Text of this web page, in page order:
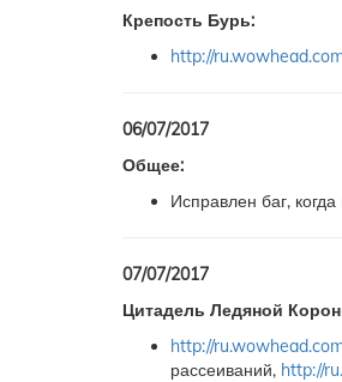
Крепость Бурь:
http://
06/07/2017
Общее:
Исправлен баг,
07/07/2017
Цитадель Ледяной
http://
рассеиваний, http://